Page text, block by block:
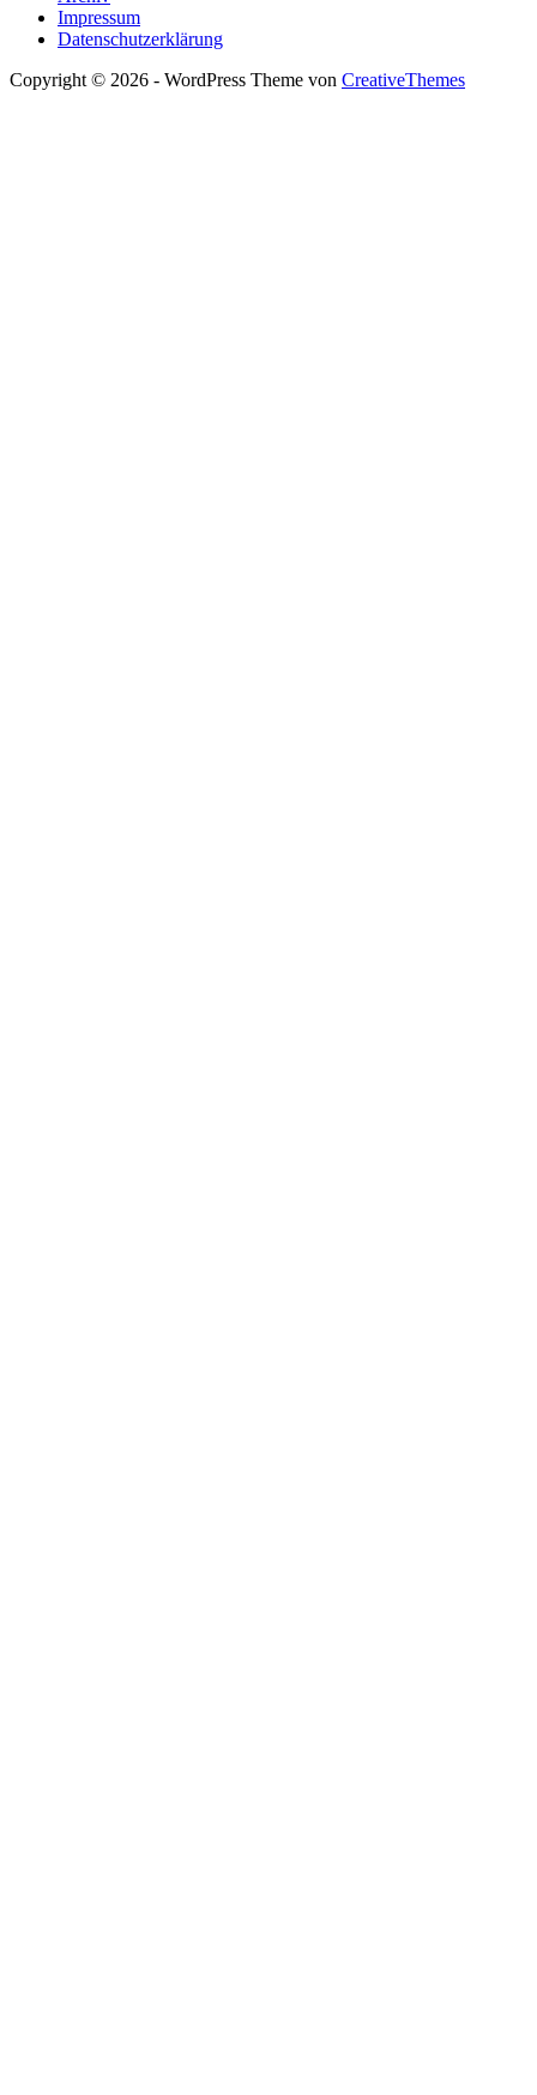
Impressum
Datenschutzerklärung
Copyright © 2026 - WordPress Theme von CreativeThemes